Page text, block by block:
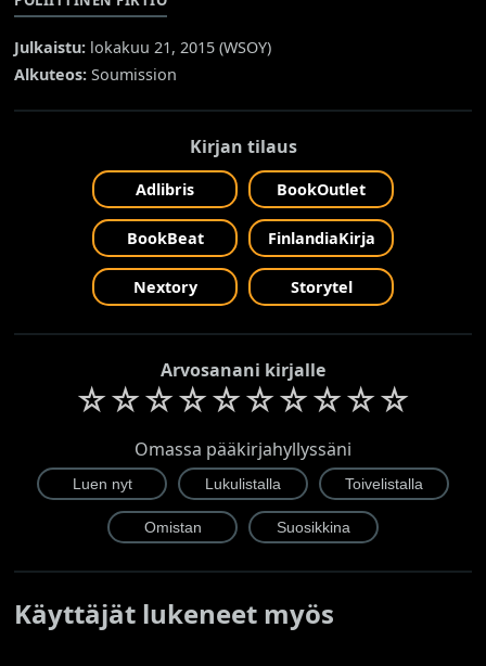
Julkaistu: lokakuu 21, 2015 (WSOY)
Alkuteos: Soumission
Kirjan tilaus
Adlibris BookOutlet
BookBeat FinlandiaKirja
Nextory Storytel
Arvosanani kirjalle
☆☆☆☆☆☆☆☆☆☆
Omassa pääkirjahyllyssäni
Käyttäjät lukeneet myös